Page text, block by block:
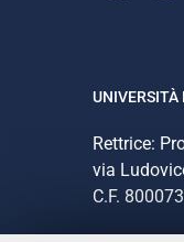
UNIVERSITÀ
Rettrice:
via
C.F.